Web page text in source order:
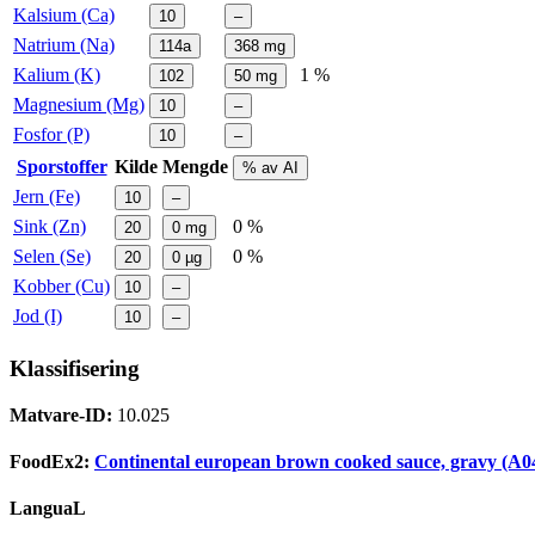
Kalsium (Ca) 10 –
Natrium (Na) 114a 368 mg
Kalium (K) 102 50 mg
1 %
Magnesium (Mg)
10 –
Fosfor (P) 10 –
Sporstoffer Kilde Mengde % av AI
Jern (Fe) 10 –
Sink (Zn) 20 0 mg
0 %
Selen (Se)
20 0 µg
0 %
Kobber (Cu)
10 –
Jod (I) 10 –
Klassifisering
Matvare-ID: 10.025
FoodEx2: Continental european brown cooked sauce, gravy
LanguaL